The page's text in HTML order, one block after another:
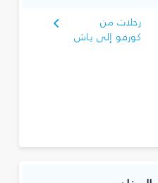
رحلات من
كورفو إلى ياش